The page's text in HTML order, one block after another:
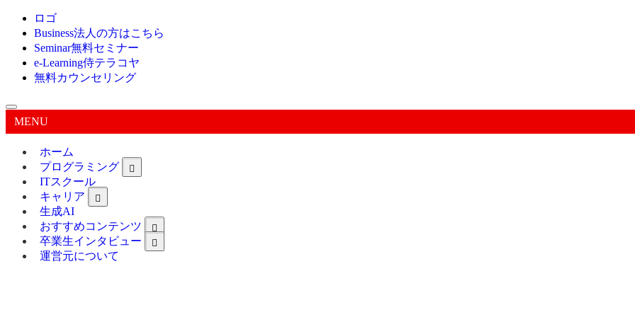
ロゴ
Business法人の方はこちら
Seminar無料セミナー
e-Learning侍テラコヤ
無料カウンセリング
MENU
ホーム
プログラミング
ITスクール
キャリア
生成AI
おすすめコンテンツ
卒業生インタビュー
運営元について